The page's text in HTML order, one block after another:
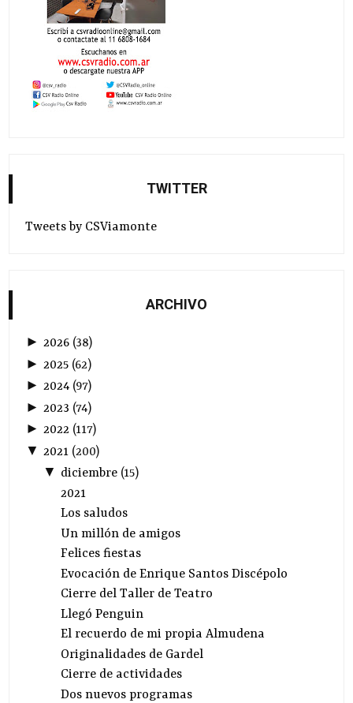
TWITTER
Tweets by CSViamonte
ARCHIVO
►2026 (38)
► 2025 (62)
►2024 (97)
► 2023 (74)
►2022 (117)
▼ 2021 (200)
▼ diciembre(15)
2021
Los saludos
Un millón de amigos
Felices fiestas
Evocación de Enrique Santos Discépolo
Cierre del Taller de Teatro
Llegó Penguin
El recuerdo de mi propia Almudena
Originalidades de Gardel
Cierre de actividades
Dos nuevos programas